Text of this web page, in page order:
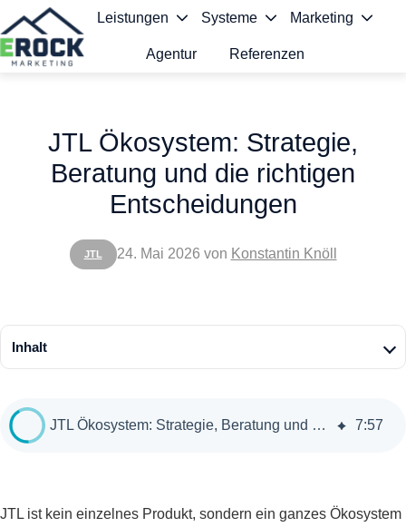
Leistungen Systeme Marketing
Agentur Referenzen
JTL
JTL Ökosystem: Strategie,
Beratung und die richtigen
Entscheidungen
24. Mai 2026 von Konstantin Knöll
Inhalt
JTL Ökosystem: Strategie, Beratung und die richtigen Entscheidungen 7:57
JTL ist kein einzelnes Produkt, sondern ein ganzes Ökosystem